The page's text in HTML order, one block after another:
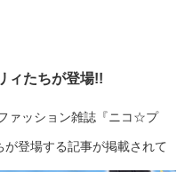
ィたちが登場!!
ァッション雑誌『ニコ☆プ
登場する記事が掲載されて